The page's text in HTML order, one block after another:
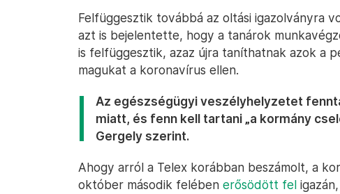
Felfüggesztik továbbá az oltási igazolványra
azt is bejelentette, hogy a tanárok
is felfüggesztik, azaz újra taníthatnak azok a
magukat a koronavírus ellen.
Az egészségügyi veszélyhelyzetet
miatt, és fenn kell tartani „a kormány
Gergely szerint.
Ahogy arról a Telex korábban beszámolt, a
október második felében erősödött fel